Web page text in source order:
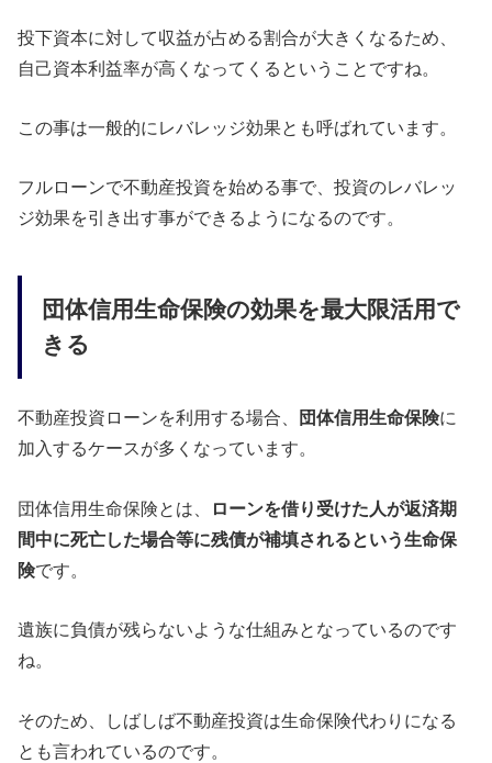
投下資本に対して収益が占める割合が大きくなるため、
自己資本利益率が高くなってくるということですね。
この事は一般的にレバレッジ効果とも呼ばれています。
フルローンで不動産投資を始める事で、投資のレバレッ
ジ効果を引き出す事ができるようになるのです。
団体信用生命保険の効果を最大限活用で
きる
不動産投資ローンを利用する場合、 団体信用生命保険に
加入するケースが多くなっています。
団体信用生命保険とは、
ローンを借り受けた人が返済期
間中に死亡した場合等に残債が補填されるという生命保
険です。
遺族に負債が残らないような仕組みとなっているのです
ね。
そのため、しばしば不動産投資は生命保険代わりになる
とも言われているのです。